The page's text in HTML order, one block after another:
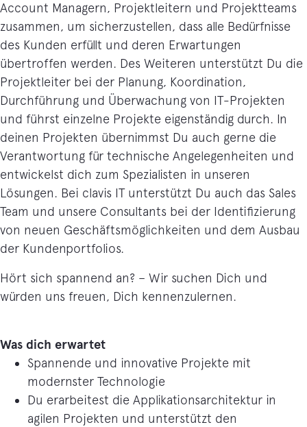
Account Managern, Projektleitern und Projektteams
zusammen, um sicherzustellen, dass alle Bedürfnisse
des Kunden erfüllt und deren Erwartungen
übertroffen werden. Des Weiteren unterstützt Du die
Projektleiter bei der Planung, Koordination,
Durchführung und Überwachung von IT-Projekten
und führst einzelne Projekte eigenständig durch. In
deinen Projekten übernimmst Du auch gerne die
Verantwortung für technische Angelegenheiten und
entwickelst dich zum Spezialisten in unseren
Lösungen. Bei clavis IT unterstützt Du auch das Sales
Team und unsere Consultants bei der Identifizierung
von neuen Geschäftsmöglichkeiten und dem Ausbau
der Kundenportfolios.
Hört sich spannend an? – Wir suchen Dich und
würden uns freuen, Dich kennenzulernen.
Was dich erwartet
Spannende und innovative Projekte mit
modernster Technologie
Du erarbeitest die Applikationsarchitektur in
agilen Projekten und unterstützt den